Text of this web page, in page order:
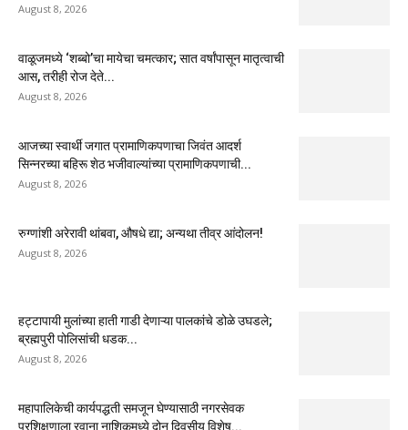
August 8, 2026
वाळूजमध्ये ‘शब्बो’चा मायेचा चमत्कार; सात वर्षांपासून मातृत्वाची
आस, तरीही रोज देते...
August 8, 2026
आजच्या स्वार्थी जगात प्रामाणिकपणाचा जिवंत आदर्श
सिन्नरच्या बहिरू शेठ भजीवाल्यांच्या प्रामाणिकपणाची...
August 8, 2026
रुग्णांशी अरेरावी थांबवा, औषधे द्या; अन्यथा तीव्र आंदोलन!
August 8, 2026
हट्टापायी मुलांच्या हाती गाडी देणाऱ्या पालकांचे डोळे उघडले;
ब्रह्मपुरी पोलिसांची धडक...
August 8, 2026
महापालिकेची कार्यपद्धती समजून घेण्यासाठी नगरसेवक
प्रशिक्षणाला रवाना नाशिकमध्ये दोन दिवसीय विशेष...